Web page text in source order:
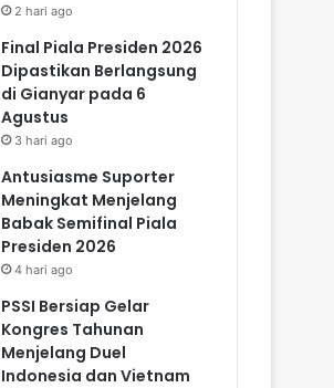
2 hari ago
Final Piala Presiden 2026
Dipastikan Berlangsung
di Gianyar pada 6
Agustus
3 hari ago
Antusiasme Suporter
Meningkat Menjelang
Babak Semifinal Piala
Presiden 2026
4 hari ago
PSSI Bersiap Gelar
Kongres Tahunan
Menjelang Duel
Indonesia dan Vietnam